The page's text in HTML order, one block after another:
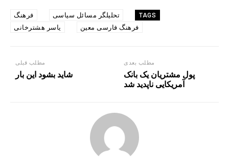
TAGS تحلیلگر مسائل سیاسی
فرهنگ
فرهنگ فارسی معین
یاسر هشترخانی
مطلب قبلی
شاید بشود این بار
مطلب بعدی
پول مشتریان یک بانک
آمریکایی ناپدید شد